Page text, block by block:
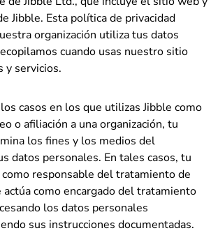
Jibble. Esta política de privacidad
organización utiliza tus datos
cuando usas nuestro sitio
y servicios.
casos en los que utilizas Jibble como
o afiliación a una organización, tu
los fines y los medios del
datos personales. En tales casos, tu
responsable del tratamiento de
actúa como encargado del tratamiento
los datos personales
sus instrucciones documentadas.